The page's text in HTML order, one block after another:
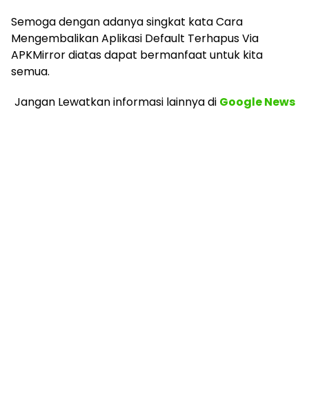
Semoga dengan adanya singkat kata Cara
Mengembalikan Aplikasi Default Terhapus Via
APKMirror diatas dapat bermanfaat untuk kita
semua.
Jangan Lewatkan informasi lainnyadi Google News